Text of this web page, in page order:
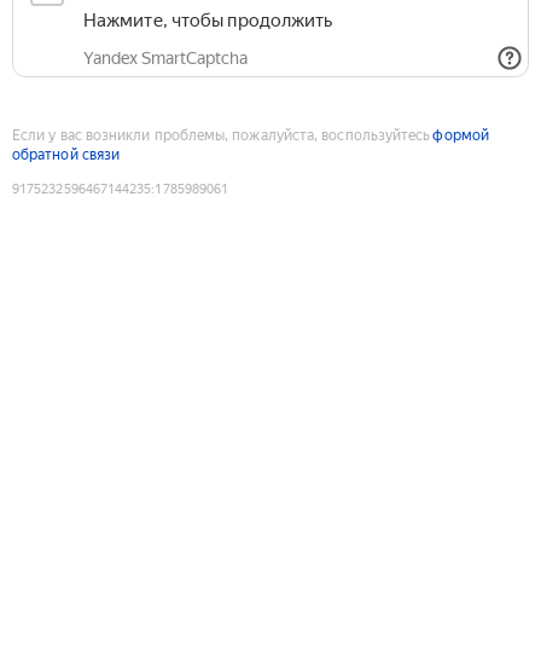
Нажмите, чтобы продолжить
Yandex SmartCaptcha
Если у вас возникли проблемы, пожалуйста, воспользуйтесьформой
обратной связи
9175232596467144235:1785989061